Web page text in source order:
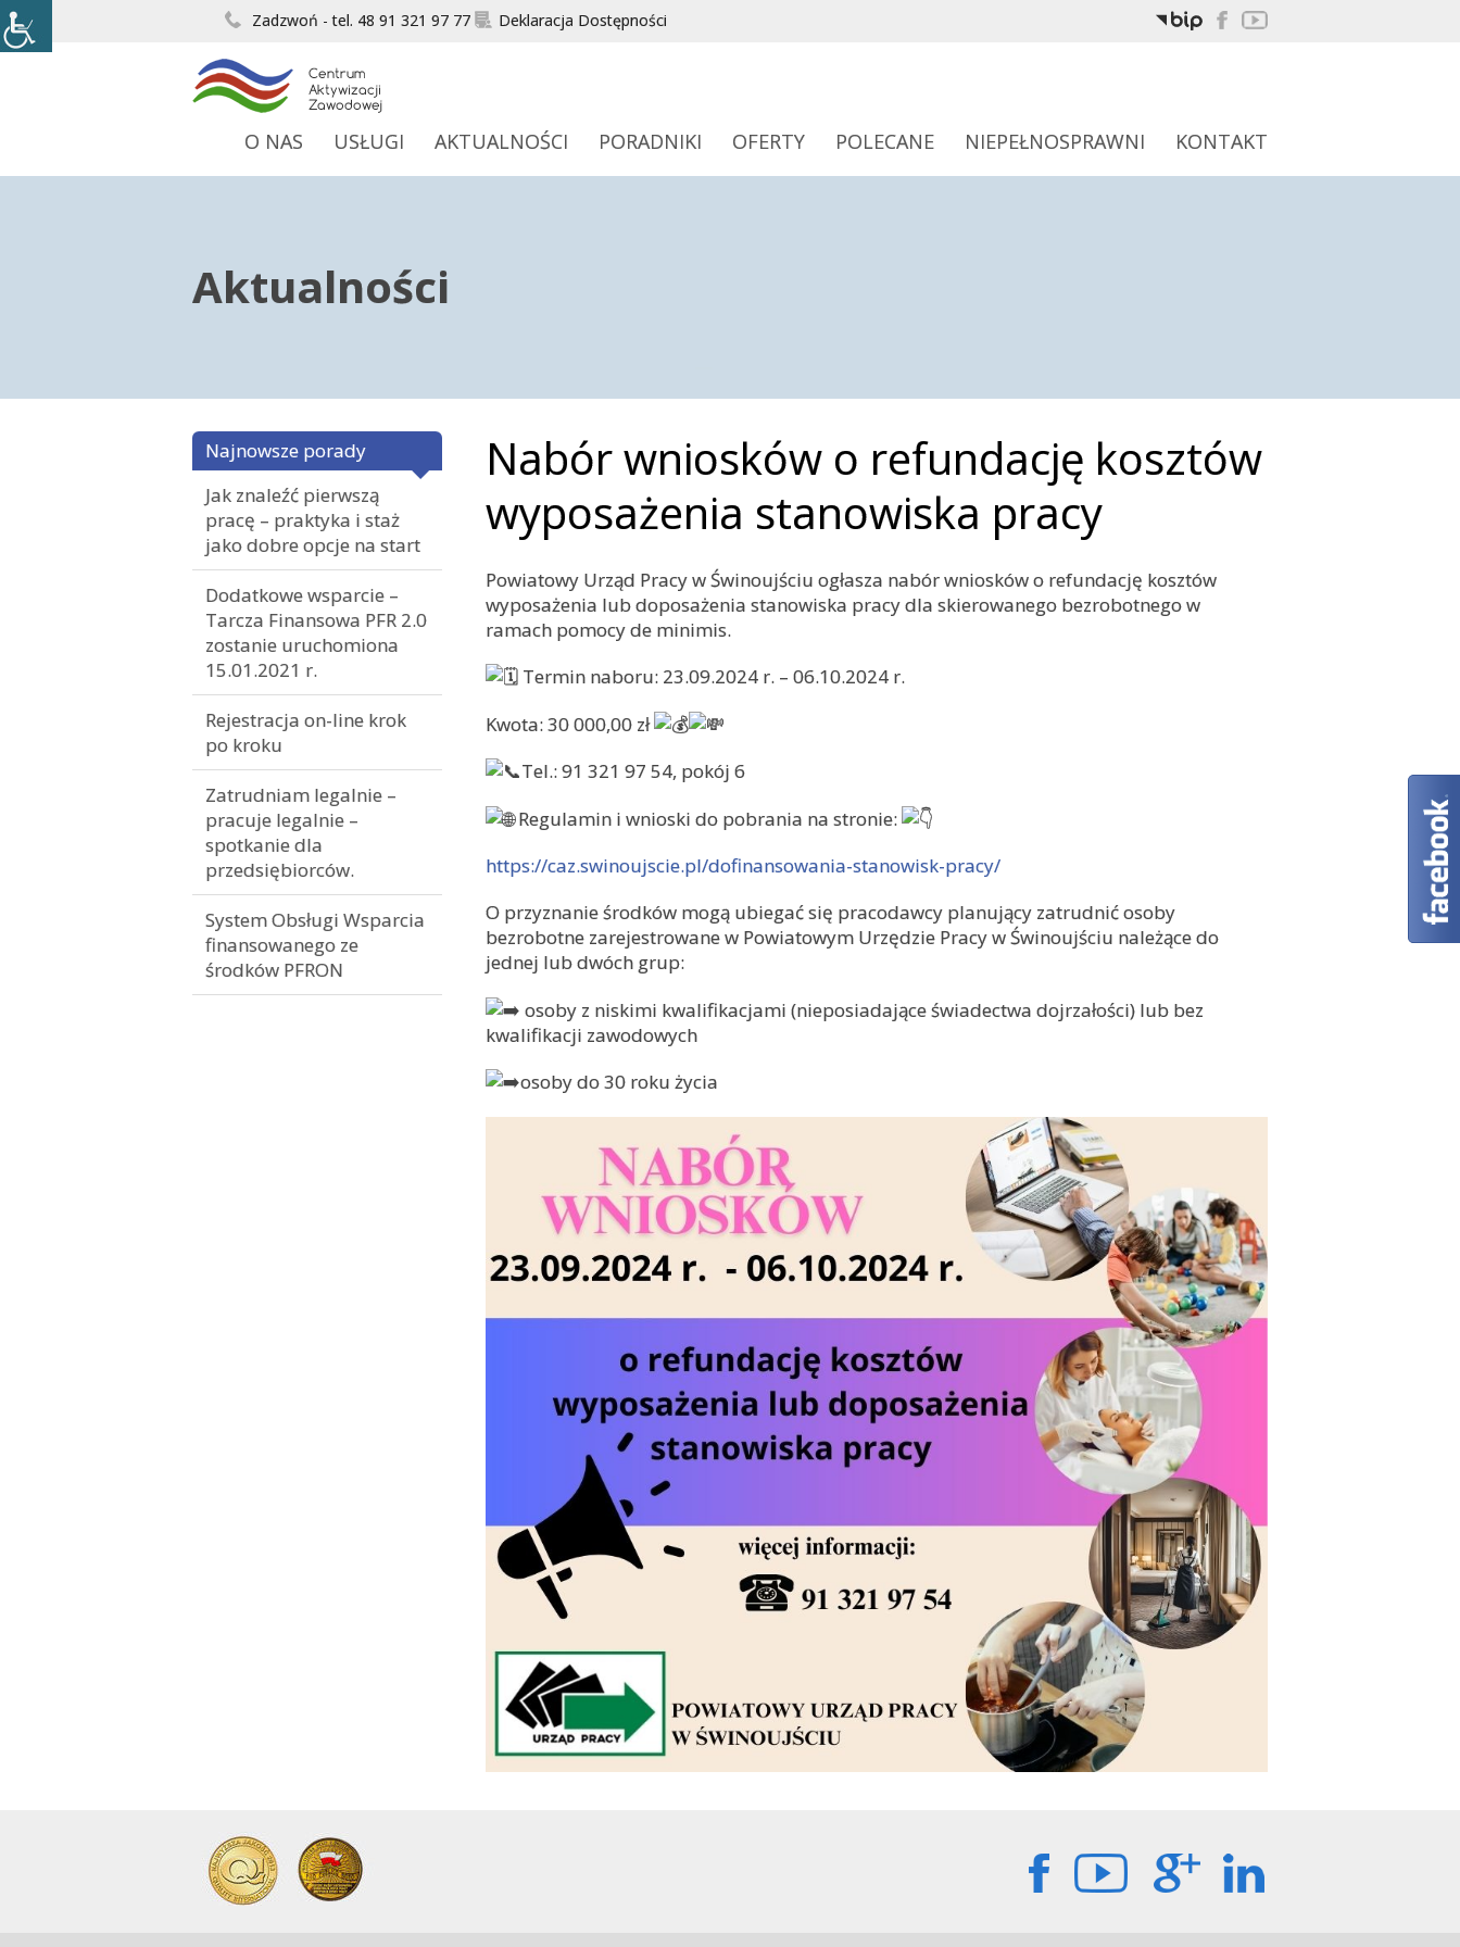
Zadzwoń - tel. 48 91 321 97 77 Deklaracja Dostępności
O NAS USŁUGI AKTUALNOŚCI PORADNIKI OFERTY POLECANE NIEPEŁNOSPRAWNI KONTAKT
Aktualności
Nabór wniosków o refundację kosztów
wyposażenia stanowiska pracy
Powiatowy Urząd Pracy w Świnoujściu ogłasza nabór wniosków o refundację kosztów
wyposażenia lub doposażenia stanowiska pracy dla skierowanego bezrobotnego w
ramach pomocy de minimis.
Termin naboru: 23.09.2024 r. – 06.10.2024 r.
Kwota: 30 000,00 zł
Tel.: 91 321 97 54, pokój 6
Regulamin i wnioski do pobrania na stronie:
https://caz.swinoujscie.pl/dofinansowania-stanowisk-pracy/
O przyznanie środków mogą ubiegać się pracodawcy planujący zatrudnić osoby
bezrobotne zarejestrowane w Powiatowym Urzędzie Pracy w Świnoujściu należące do
jednej lub dwóch grup:
osoby z niskimi kwalifikacjami (nieposiadające świadectwa dojrzałości) lub bez
kwalifikacji zawodowych
osoby do 30 roku życia
Najnowsze porady
Jak znaleźć pierwszą
pracę – praktyka i staż
jako dobre opcje na start
Dodatkowe wsparcie –
Tarcza Finansowa PFR 2.0
zostanie uruchomiona
15.01.2021 r.
Rejestracja on-line krok
po kroku
Zatrudniam legalnie –
pracuje legalnie –
spotkanie dla
przedsiębiorców.
System Obsługi Wsparcia
finansowanego ze
środków PFRON